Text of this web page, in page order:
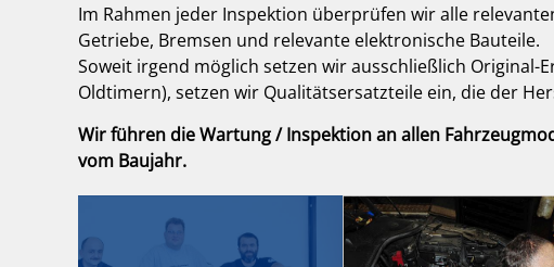
Im Rahmen jeder Inspektion überprüfen wir alle
Getriebe, Bremsen und relevante elektronische Bauteile.
Soweit irgend möglich setzen wir ausschließlich Original-
Oldtimern), setzen wir Qualitätsersatzteile ein, die der
Wir führen die Wartung / Inspektion an allen
vom Baujahr.